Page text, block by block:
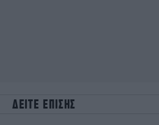
ΔΕΙΤΕ ΕΠΙΣΗΣ